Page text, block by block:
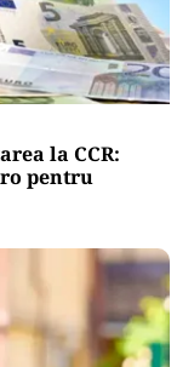
la CCR:
pentru